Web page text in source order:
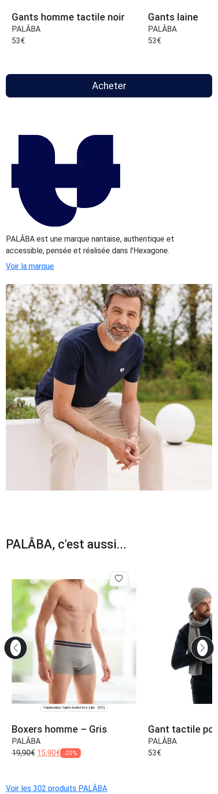
Gants homme tactile noir
PALÂBA
53€
Gants laine
PALÂBA
53€
Acheter
PALÂBA est une marque nantaise, authentique et
accessible, pensée et réalisée dans l'Hexagone.
Voir la marque
PALÂBA, c'est aussi...
Fabrication: Saint-André-lez-Lille (59)
Boxers homme – Gris
PALÂBA
19,90€ 15,90€ -20%
Gant tactile
PALÂBA
53€
Voir les 302 produits PALÂBA